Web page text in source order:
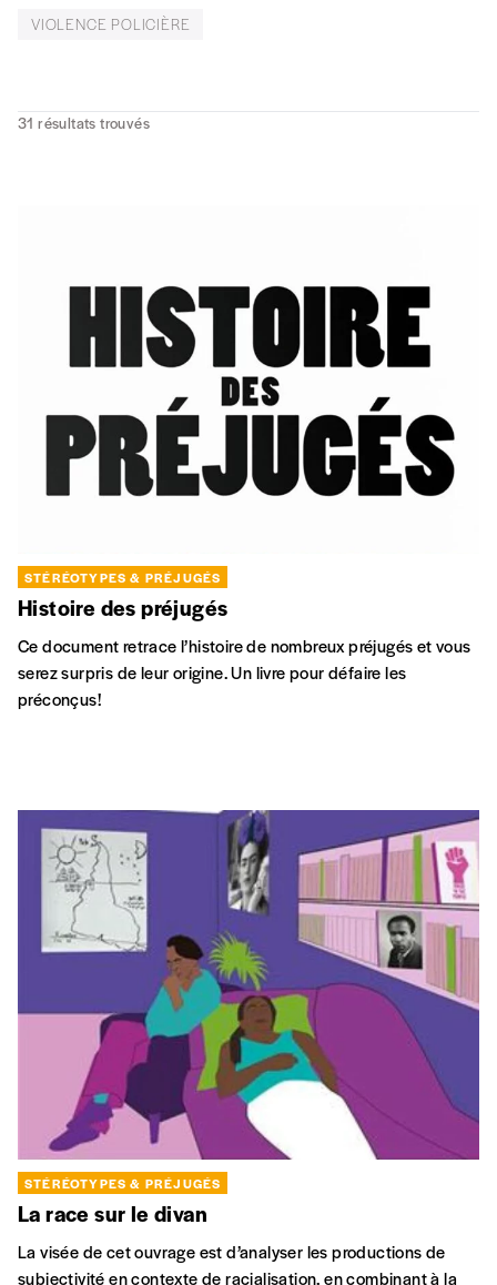
VIOLENCE POLICIÈRE
31 résultats trouvés
STÉRÉOTYPES & PRÉJUGÉS
Histoire des préjugés
Ce document retrace l’histoire de nombreux préjugés et vous
serez surpris de leur origine. Un livre pour défaire les
préconçus!
STÉRÉOTYPES & PRÉJUGÉS
La race sur le divan
La visée de cet ouvrage est d’analyser les productions de
subjectivité en contexte de racialisation, en combinant à la